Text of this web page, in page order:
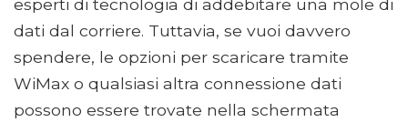
esperti di tecnologia di addebitare una mole di
dati dal corriere. Tuttavia, se vuoi davvero
spendere, le opzioni per scaricare tramite
WiMax o qualsiasi altra connessione dati
possono essere trovate nella schermata